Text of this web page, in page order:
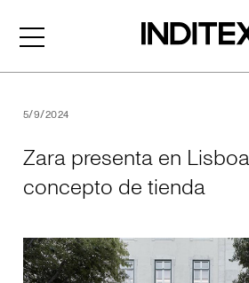
5/9/2024
Zara presenta en
concepto de tienda